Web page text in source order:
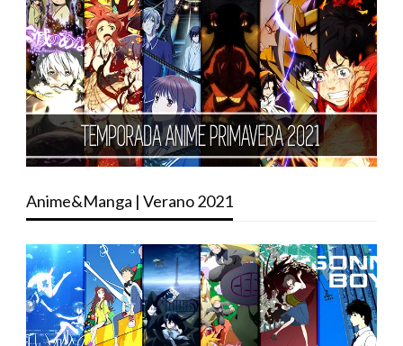
Anime&Manga | Verano 2021